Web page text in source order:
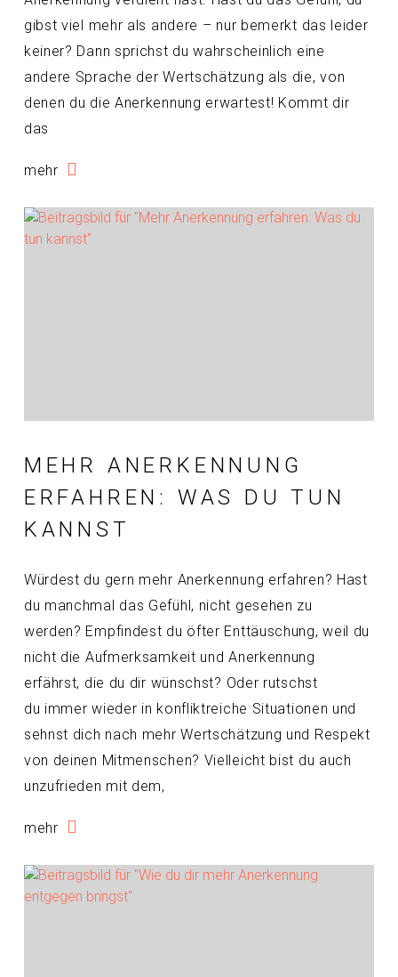
gibst viel mehr als andere – nur bemerkt das leider
keiner? Dann sprichst du wahrscheinlich eine
andere Sprache der Wertschätzung als die, von
denen du die Anerkennung erwartest! Kommt dir
das
mehr
MEHR ANERKENNUNG
ERFAHREN: WAS DU TUN
KANNST
Würdest du gern mehr Anerkennung erfahren? Hast
du manchmal das Gefühl, nicht gesehen zu
werden? Empfindest du öfter Enttäuschung, weil du
nicht die Aufmerksamkeit und Anerkennung
erfährst, die du dir wünschst? Oder rutschst
du immer wieder in konfliktreiche Situationen und
sehnst dich nach mehr Wertschätzung und Respekt
von deinen Mitmenschen? Vielleicht bist du auch
unzufrieden mit dem,
mehr